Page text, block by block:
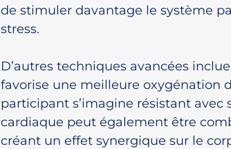
de stimuler davantage le système
stress.
D’autres techniques avancées
favorise une meilleure oxygénation
participant s’imagine résistant avec
cardiaque peut également être
créant un effet synergique sur le